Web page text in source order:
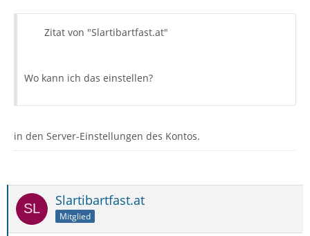
Zitat von "Slartibartfast.at"
Wo kann ich das einstellen?
in den Server-Einstellungen des Kontos.
Slartibartfast.at
Mitglied